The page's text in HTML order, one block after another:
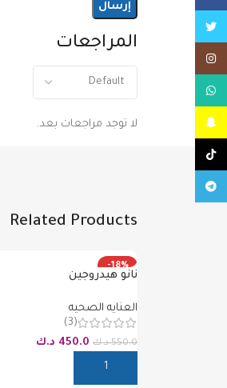
المراجعات
لا توجد مراجعات بعد.
Related Products
-18%
نانو هيدروجين
العنايه الصحيه
(3)
550.0 د.ك 450.0 د.ك
إضافة إلى السلة